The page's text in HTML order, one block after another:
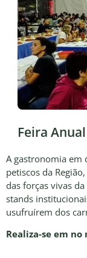
Feira
A gastronomia em
petiscos da
das forças vivas
stands
usufruírem dos
Realiza-se em